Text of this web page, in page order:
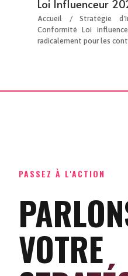
Loi Influenceur
Accueil / Stratégie
Conformité Loi
radicalement pour les
PASSEZ À L'ACTION
VOTRE